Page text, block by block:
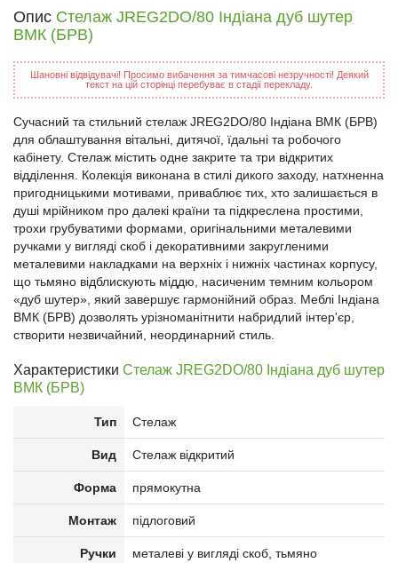
Опис Стелаж JREG2DO/80 Індіана дуб шутер
ВМК (БРВ)
Шановні відвідувачі! Просимо вибачення за тимчасові незручності! Деякий
текст на цій сторінці перебуває в стадії перекладу.
Сучасний та стильний стелаж JREG2DO/80 Індіана ВМК (БРВ)
для облаштування вітальні, дитячої, їдальні та робочого
кабінету. Стелаж містить одне закрите та три відкритих
відділення. Колекція виконана в стилі дикого заходу, натхненна
пригодницькими мотивами, приваблює тих, хто залишається в
душі мрійником про далекі країни та підкреслена простими,
трохи грубуватими формами, оригінальними металевими
ручками у вигляді скоб і декоративними закругленими
металевими накладками на верхніх і нижніх частинах корпусу,
що тьмяно відблискують міддю, насиченим темним кольором
«дуб шутер», який завершує гармонійний образ. Меблі Індіана
ВМК (БРВ) дозволять урізноманітнити набридлий інтер'єр,
створити незвичайний, неординарний стиль.
Характеристики Стелаж JREG2DO/80 Індіана дуб шутер
ВМК (БРВ)
Тип Стелаж
Вид Стелаж відкритий
Форма прямокутна
Монтаж підлоговий
Ручки
металеві у вигляді скоб, тьмяно